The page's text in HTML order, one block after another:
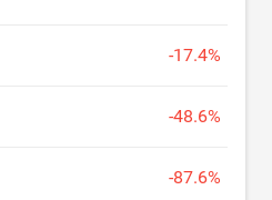
-17.4%
-48.6%
-87.6%